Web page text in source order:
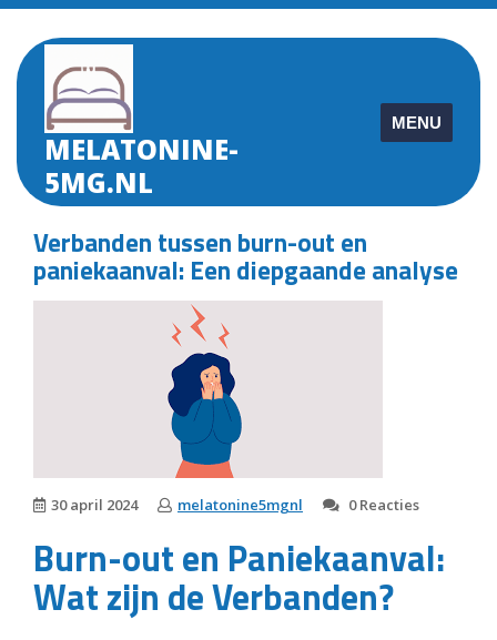
Skip
content
MELATONINE-
5MG.NL
MENU
Verbanden tussen burn-out en
paniekaanval: Een diepgaande analyse
30 april 2024 melatonine5mgnl 0 Reacties
Burn-out en Paniekaanval:
Wat zijn de Verbanden?